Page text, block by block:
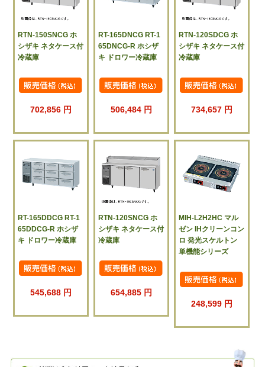
RTN-150SNCG ホ
シザキ ネタケース付
冷蔵庫
702,856 円
RT-165DNCG RT-1
65DNCG-R ホシザ
キ ドロワー冷蔵庫
506,484 円
RTN-120SDCG ホ
シザキ ネタケース付
冷蔵庫
734,657 円
RT-165DDCG RT-1
65DDCG-R ホシザ
キ ドロワー冷蔵庫
545,688 円
RTN-120SNCG ホ
シザキ ネタケース付
冷蔵庫
654,885 円
MIH-L2H2HC マル
ゼン IHクリーンコン
ロ 発光スケルトン
単機能シリーズ
248,599 円